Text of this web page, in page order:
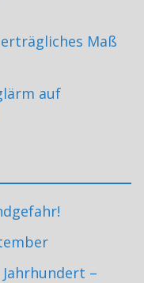
Maß
auf
–